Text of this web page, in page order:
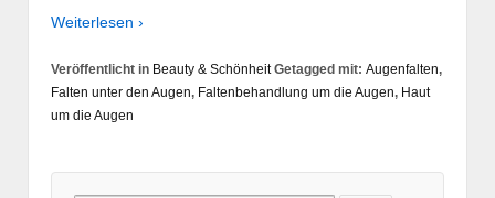
Weiterlesen ›
Veröffentlicht in Beauty & SchönheitGetagged mit: Augenfalten,
Falten unter den Augen, Faltenbehandlung um die Augen, Haut
um die Augen